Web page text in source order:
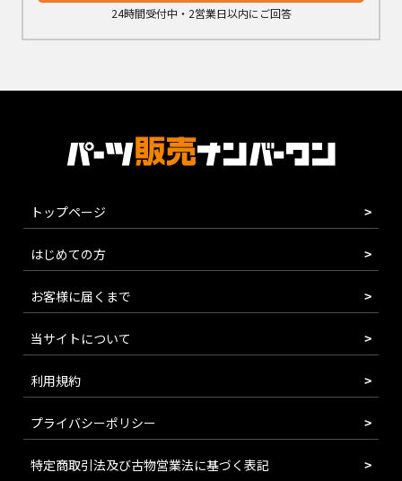
24時間受付中・2営業日以内にご回答
トップページ
はじめての方
お客様に届くまで
当サイトについて
利用規約
プライバシーポリシー
特定商取引法及び古物営業法に基づく表記